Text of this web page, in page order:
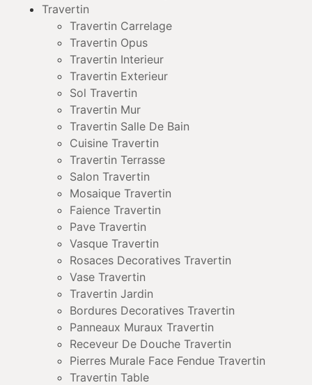
Travertin
Travertin Carrelage
Travertin Opus
Travertin Interieur
Travertin Exterieur
Sol Travertin
Travertin Mur
Travertin Salle De Bain
Cuisine Travertin
Travertin Terrasse
Salon Travertin
Mosaique Travertin
Faience Travertin
Pave Travertin
Vasque Travertin
Rosaces Decoratives Travertin
Vase Travertin
Travertin Jardin
Bordures Decoratives Travertin
Panneaux Muraux Travertin
Receveur De Douche Travertin
Pierres Murale Face Fendue Travertin
Travertin Table